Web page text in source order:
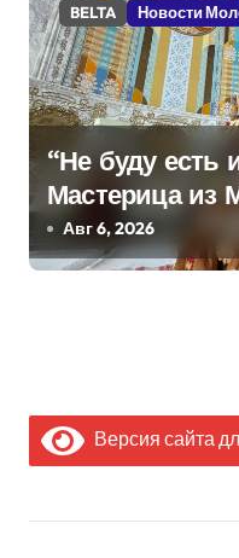
BELTA Новости
“Не буду есть
Мастерица из
Дворца
Авг 6, 2026
Версия сайта